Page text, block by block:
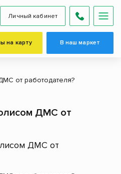
Личный кабинет
на карту В наш маркет
от работодателя?
ДМС от